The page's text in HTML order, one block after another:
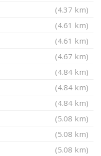
(4.37 km)
(4.61 km)
(4.61 km)
(4.67 km)
(4.84 km)
(4.84 km)
(4.84 km)
(5.08 km)
(5.08 km)
(5.08 km)